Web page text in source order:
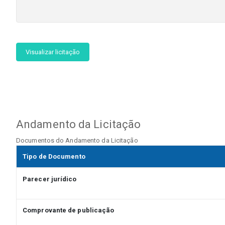
Visualizar licitação
Andamento da Licitação
Documentos do Andamento da Licitação
Tipo de Documento
Parecer jurídico
Comprovante de publicação